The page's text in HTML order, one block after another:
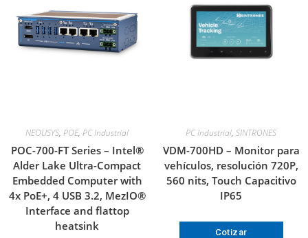
NEOUSYS, POE, PC Industrial
POC-700-FT Series – Intel®
Alder Lake Ultra-Compact
Embedded Computer with
4x PoE+, 4 USB 3.2, MezIO®
Interface and flattop
heatsink
PC Industrial, SINTRONES
VDM-700HD – Monitor para
vehículos, resolución 720P,
560 nits, Touch Capacitivo
IP65
Cotizar